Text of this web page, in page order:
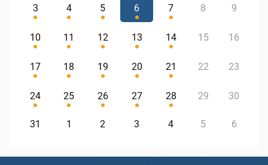
3 4 5 6 7 8 9
10 11 12 13 14 15 16
17 18 19 20 21 22 23
24 25 26 27 28 29 30
31 1 2 3 4 5 6